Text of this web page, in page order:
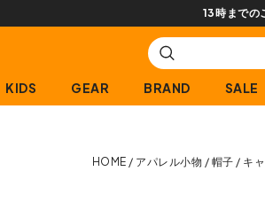
KIDS GEAR BRAND SALE
HOME アパレル小物 帽子 キ